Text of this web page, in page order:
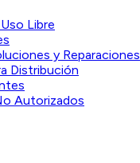
Libre
y Reparaciones
Distribución
Autorizados